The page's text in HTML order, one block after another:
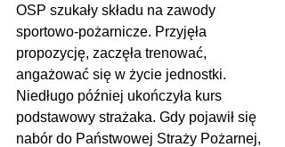
OSP szukały składu na zawody
sportowo-pożarnicze. Przyjęła
propozycję, zaczęła trenować,
angażować się w życie jednostki.
Niedługo później ukończyła kurs
podstawowy strażaka. Gdy pojawił się
nabór do Państwowej Straży Pożarnej,